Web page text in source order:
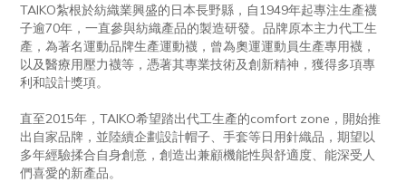
TAIKO紮根於紡織業興盛的日本長野縣，自1949年起專注生產襪
子逾70年，一直參與紡織產品的製造研發。品牌原本主力代工生
產，為著名運動品牌生產運動襪，曾為奧運運動員生產專用襪，
以及醫療用壓力襪等，憑著其專業技術及創新精神，獲得多項專
利和設計獎項。
直至2015年，TAIKO希望踏出代工生產的comfort zone，開始推
出自家品牌，並陸續企劃設計帽子、手套等日用針織品，期望以
多年經驗揉合自身創意，創造出兼顧機能性與舒適度、能深受人
們喜愛的新產品。